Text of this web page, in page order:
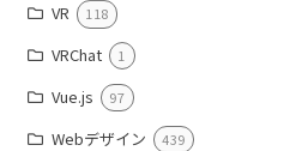
VR 118
VRChat 1
Vue.js 97
Webデザイン 439